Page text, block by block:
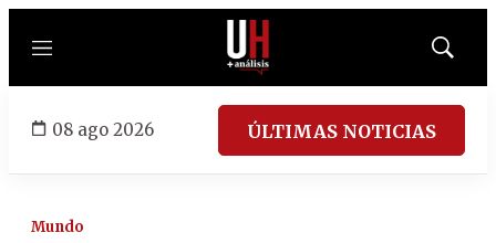
Menú
Mostrar
08 ago 2026 ÚLTIMAS NOTICIAS
Mundo